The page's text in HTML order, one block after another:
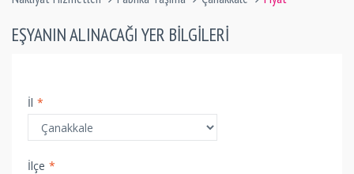
EŞYANIN ALINACAĞI YER BILGILERI
İl *
İlçe *